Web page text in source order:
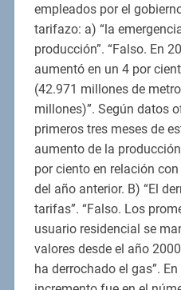
empleados por el
tarifazo: a) “la
producción”. “Falso. En
aumentó en un 4 por
(42.971 millones de
millones)”. Según datos
primeros tres meses de
aumento de la
por ciento en relación
del año anterior. B) “El
tarifas”. “Falso. Los
usuario residencial se
valores desde el año
ha derrochado el gas”.